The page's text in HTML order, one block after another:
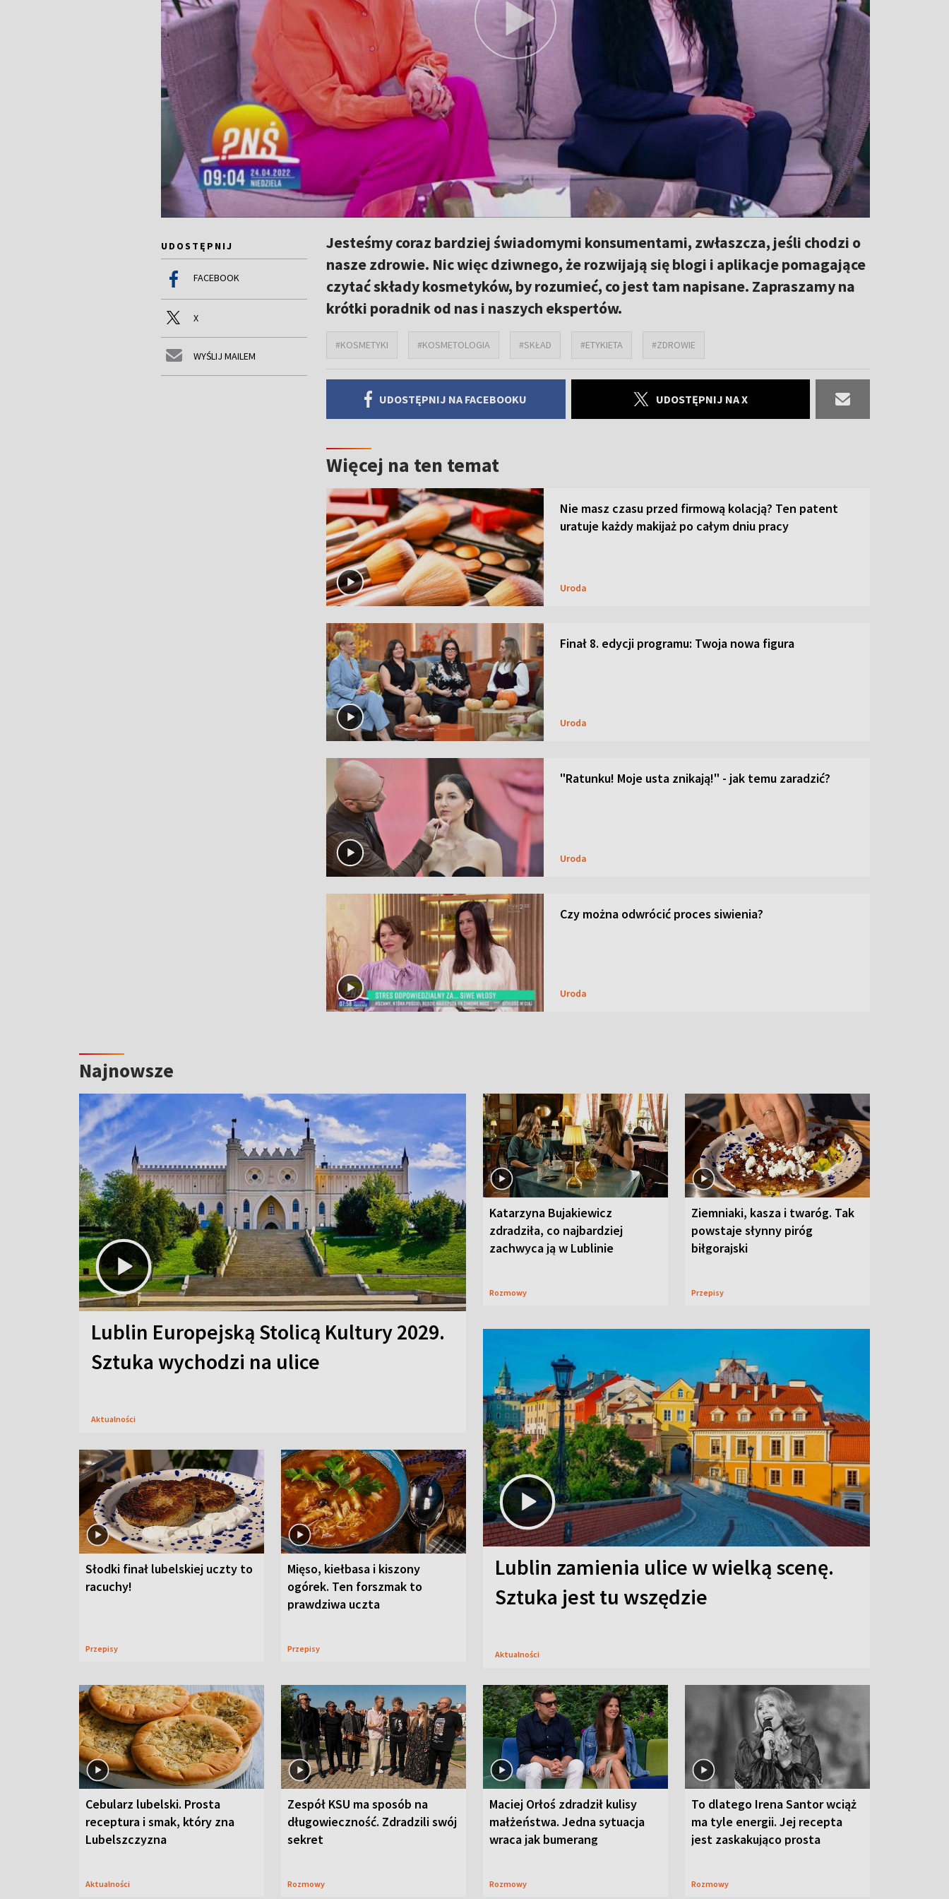
UDOSTĘPNIJ
FACEBOOK
X
WYŚLIJ MAILEM
Jesteśmy coraz bardziej świadomymi konsumentami, zwłaszcza, jeśli chodzi o
nasze zdrowie. Nic więc dziwnego, że rozwijają się blogi i aplikacje pomagające
czytać składy kosmetyków, by rozumieć, co jest tam napisane. Zapraszamy na
krótki poradnik od nas i naszych ekspertów.
#KOSMETYKI #KOSMETOLOGIA #SKŁAD #ETYKIETA #ZDROWIE
UDOSTĘPNIJ NA FACEBOOKU UDOSTĘPNIJ NA X
Więcej na ten temat
Nie masz czasu przed firmową kolacją? Ten patent
uratuje każdy makijaż po całym dniu pracy
Uroda
Finał 8. edycji programu: Twoja nowa figura
Uroda
"Ratunku! Moje usta znikają!" - jak temu zaradzić?
Uroda
Czy można odwrócić proces siwienia?
Uroda
Najnowsze
Lublin Europejską Stolicą Kultury 2029.
Sztuka wychodzi na ulice
Aktualności
Katarzyna Bujakiewicz
zdradziła, co najbardziej
zachwyca ją w Lublinie
Rozmowy
Ziemniaki, kasza i twaróg. Tak
powstaje słynny piróg
biłgorajski
Przepisy
Słodki finał lubelskiej uczty to
racuchy!
Przepisy
Mięso, kiełbasa i kiszony
ogórek. Ten forszmak to
prawdziwa uczta
Przepisy
Lublin zamienia ulice w wielką scenę.
Sztuka jest tu wszędzie
Aktualności
Cebularz lubelski. Prosta
receptura i smak, który zna
Lubelszczyzna
Aktualności
Zespół KSU ma sposób na
długowieczność. Zdradzili swój
sekret
Rozmowy
Maciej Orłoś zdradził kulisy
małżeństwa. Jedna sytuacja
wraca jak bumerang
Rozmowy
To dlatego Irena Santor wciąż
ma tyle energii. Jej recepta
jest zaskakująco prosta
Rozmowy